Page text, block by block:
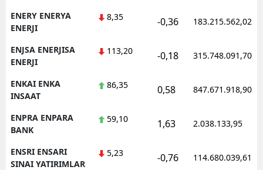
ENERY ENERYA
ENERJI
8,35 -0,36 183.215.562,02
ENJSA ENERJISA
ENERJI
113,20 -0,18 315.748.091,70
ENKAI ENKA
INSAAT
86,35 0,58 847.671.918,90
ENPRA ENPARA
BANK
59,10 1,63 2.038.133,95
ENSRI ENSARI
SINAI YATIRIMLAR
5,23 -0,76 114.680.039,61